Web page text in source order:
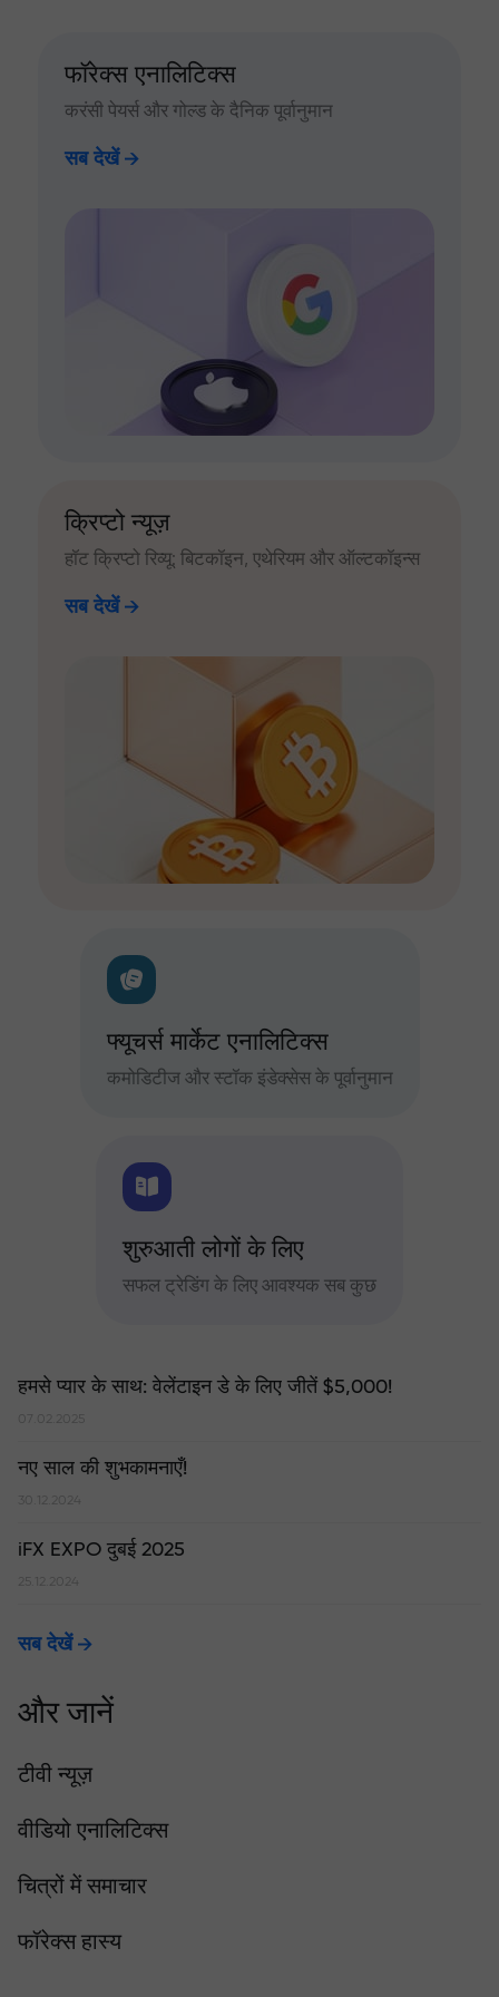
फॉरेक्स एनालिटिक्स
करंसी पेयर्स और गोल्ड के दैनिक पूर्वानुमान
सब देखें
क्रिप्टो न्यूज़
हॉट क्रिप्टो रिव्यू: बिटकॉइन, एथेरियम और ऑल्टकॉइन्स
सब देखें
फ्यूचर्स मार्केट एनालिटिक्स
कमोडिटीज और स्टॉक इंडेक्सेस के पूर्वानुमान
शुरुआती लोगों के लिए
सफल ट्रेडिंग के लिए आवश्यक सब कुछ
हमसे प्यार के साथ: वेलेंटाइन डे के लिए जीतें $5,000!
नए साल की शुभकामनाएँ!
30.12.2024
iFX EXPO दुबई 2025
25.12.2024
सब देखें
और जानें
टीवी न्यूज़
वीडियो एनालिटिक्स
चित्रों में समाचार
फॉरेक्स हास्य